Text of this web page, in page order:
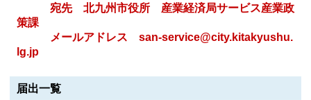
宛先 北九州市役所 産業経済局サービス産業政
策課
メールアドレス san-service@city.kitakyushu.
lg.jp
届出一覧